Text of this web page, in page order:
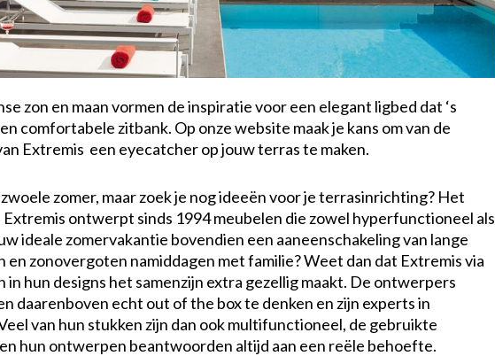
zon en maan vormen de inspiratie voor een elegant ligbed dat ‘s
comfortabele zitbank. Op onze website maak je kans om van de
Extremis een eyecatcher op jouw terras te maken.
zomer, maar zoek je nog ideeën voor je terrasinrichting? Het
Extremis ontwerpt sinds 1994 meubelen die zowel hyperfunctioneel als
ideale zomervakantie bovendien een aaneenschakeling van lange
en zonovergoten namiddagen met familie? Weet dan dat Extremis via
in hun designs het samenzijn extra gezellig maakt. De ontwerpers
daarenboven echt out of the box te denken en zijn experts in
van hun stukken zijn dan ook multifunctioneel, de gebruikte
hun ontwerpen beantwoorden altijd aan een reële behoefte.